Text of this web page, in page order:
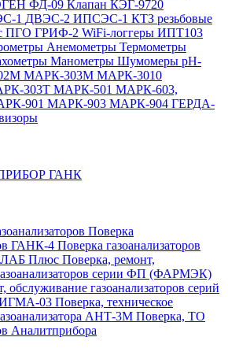
ФД-09 Клапан КЭГ-9720
1 ДВЭС-2 ИПСЭС-1 КТЗ резьбовые
ПГО ГРИФ-2 WiFi-логгеры ИПТ103
Анемометры Термометры
Манометры Шумомеры pH-
МАРК-303М МАРК-3010
303Т МАРК-501 МАРК-603,
901 МАРК-903 МАРК-904 ГЕРДА-
ГАНК
Поверка
ГАНК-4 Поверка газоанализаторов
Плюс Поверка, ремонт,
серии ФП (ФАРМЭК)
обслуживание газоанализаторов серий
03 Поверка, техническое
АНТ-3М Поверка, ТО
Аналитприбора